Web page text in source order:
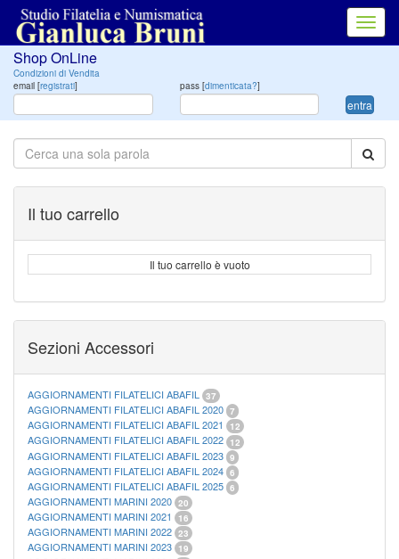
Shop OnLine
Condizioni di Vendita
email [registrati] pass [dimenticata?]
entra
Il tuo carrello
Il tuo carrello è vuoto
Sezioni Accessori
AGGIORNAMENTI FILATELICI ABAFIL 37
AGGIORNAMENTI FILATELICI ABAFIL 2020 7
AGGIORNAMENTI FILATELICI ABAFIL 2021 12
AGGIORNAMENTI FILATELICI ABAFIL 2022 12
AGGIORNAMENTI FILATELICI ABAFIL 2023 9
AGGIORNAMENTI FILATELICI ABAFIL 2024 6
AGGIORNAMENTI FILATELICI ABAFIL 2025 6
AGGIORNAMENTI MARINI 2020 20
AGGIORNAMENTI MARINI 2021 16
AGGIORNAMENTI MARINI 2022 23
AGGIORNAMENTI MARINI 2023 19